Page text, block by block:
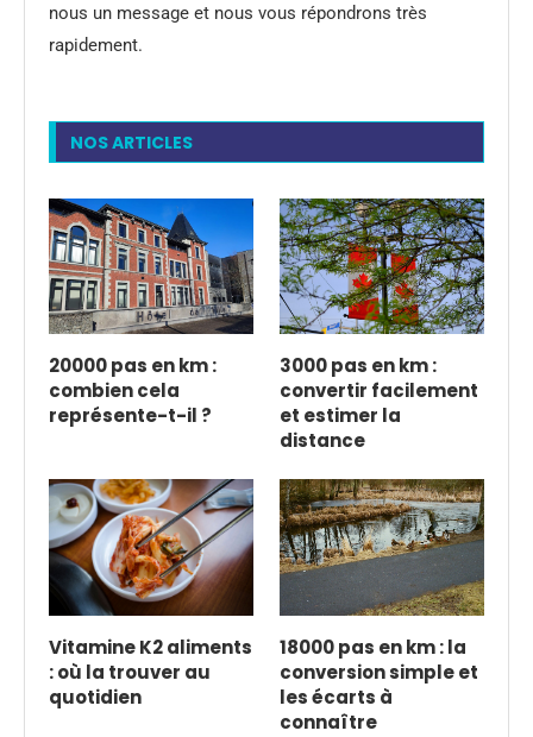
nous un message et nous vous répondrons très
rapidement.
NOS ARTICLES
20000 pas en km :
combien cela
représente-t-il ?
3000 pas en km :
convertir facilement
et estimer la
distance
Vitamine K2 aliments
: où la trouver au
quotidien
18000 pas en km : la
conversion simple et
les écarts à
connaître